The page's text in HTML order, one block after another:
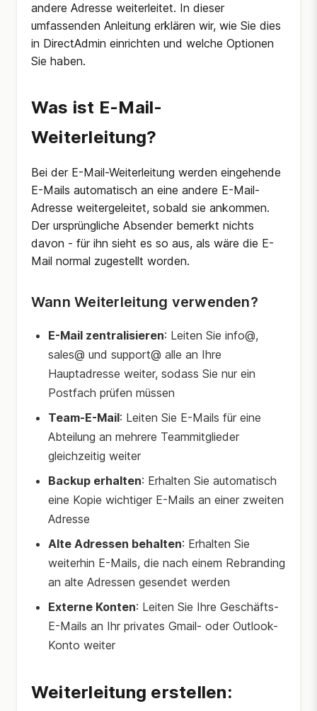
andere Adresse weiterleitet. In dieser
umfassenden Anleitung erklären wir, wie Sie dies
in DirectAdmin einrichten und welche Optionen
Sie haben.
Was ist E-Mail-
Weiterleitung?
Bei der E-Mail-Weiterleitung werden eingehende
E-Mails automatisch an eine andere E-Mail-
Adresse weitergeleitet, sobald sie ankommen.
Der ursprüngliche Absender bemerkt nichts
davon - für ihn sieht es so aus, als wäre die E-
Mail normal zugestellt worden.
Wann Weiterleitung verwenden?
E-Mail zentralisieren: Leiten Sie info@,
sales@ und support@ alle an Ihre
Hauptadresse weiter, sodass Sie nur ein
Postfach prüfen müssen
Team-E-Mail: Leiten Sie E-Mails für eine
Abteilung an mehrere Teammitglieder
gleichzeitig weiter
Backup erhalten: Erhalten Sie automatisch
eine Kopie wichtiger E-Mails an einer zweiten
Adresse
Alte Adressen behalten: Erhalten Sie
weiterhin E-Mails, die nach einem Rebranding
an alte Adressen gesendet werden
Externe Konten: Leiten Sie Ihre Geschäfts-
E-Mails an Ihr privates Gmail- oder Outlook-
Konto weiter
Weiterleitung erstellen: